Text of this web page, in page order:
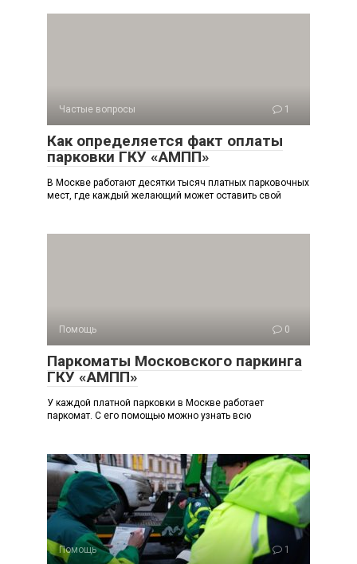
Частые вопросы 1
Как определяется факт оплаты
парковки ГКУ «АМПП»
В Москве работают десятки тысяч платных парковочных
мест, где каждый желающий может оставить свой
Помощь 0
Паркоматы Московского паркинга
ГКУ «АМПП»
У каждой платной парковки в Москве работает
паркомат. С его помощью можно узнать всю
Помощь 1